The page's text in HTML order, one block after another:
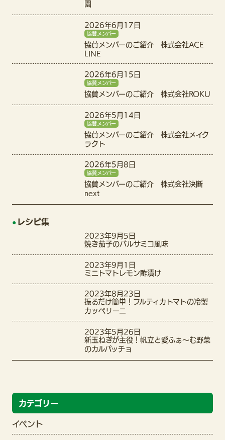
園
2026年6月17日
協賛メンバー
協賛メンバーのご紹介 株式会社ACE
LINE
2026年6月15日
協賛メンバー
協賛メンバーのご紹介 株式会社ROKU
2026年5月14日
協賛メンバー
協賛メンバーのご紹介 株式会社メイク
ラクト
2026年5月8日
協賛メンバー
協賛メンバーのご紹介 株式会社決断
next
レシピ集
2023年9月5日
焼き茄子のバルサミコ風味
2023年9月1日
ミニトマトレモン酢漬け
2023年8月23日
振るだけ簡単！フルティカトマトの冷製
カッペリーニ
2023年5月26日
新玉ねぎが主役！帆立と愛ふぁ〜む野菜
のカルパッチョ
カテゴリー
イベント